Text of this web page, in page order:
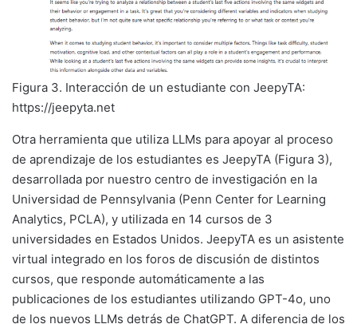
Figura 3. Interacción de un estudiante con JeepyTA:
https://jeepyta.net
Otra herramienta que utiliza LLMs para apoyar al proceso
de aprendizaje de los estudiantes es JeepyTA (Figura 3),
desarrollada por nuestro centro de investigación en la
Universidad de Pennsylvania (Penn Center for Learning
Analytics, PCLA), y utilizada en 14 cursos de 3
universidades en Estados Unidos. JeepyTA es un asistente
virtual integrado en los foros de discusión de distintos
cursos, que responde automáticamente a las
publicaciones de los estudiantes utilizando GPT-4o, uno
de los nuevos LLMs detrás de ChatGPT. A diferencia de los